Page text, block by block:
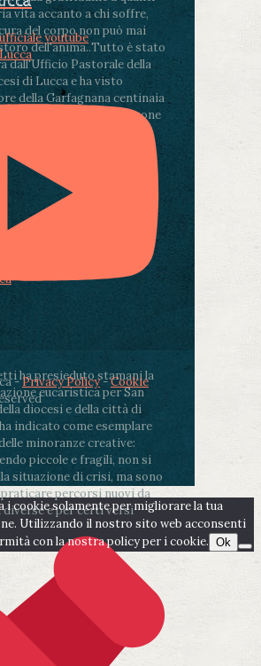
vita accanto a chi soffre,
del corpo non può mai
dell'anima..Tutto è stato
dall'Ufficio Pastorale della
di Lucca e ha visto
della Garfagnana centinaia
sanitari, volontari e persone
ha presieduto stamani la
eucaristica per San
diocesi e della città di
indicato come esemplare
minoranze creative:
piccole e fragili, non si
situazione di crisi, ma sono
percorsi nuovi da
e per certi versi
youtube
-Privacy Policy-Cookie
i cookie solamente per migliorare la tua
Utilizzando il nostro sito web acconsenti
con la nostra policy per i cookie. Ok